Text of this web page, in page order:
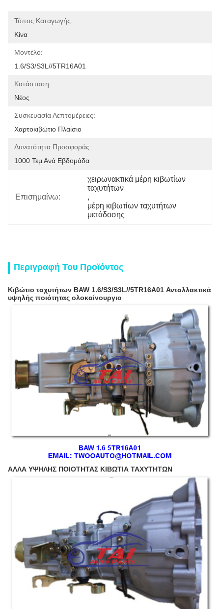
Τόπος Καταγωγής:
Κίνα
Μοντέλο:
1.6/S3/S3L//5TR16A01
Κατάσταση:
Νέος
Συσκευασία Λεπτομέρειες:
Χαρτοκιβώτιο Πλαίσιο
Δυνατότητα Προσφοράς:
1000 Τεμ Ανά Εβδομάδα
Επισημαίνω:
χειρωνακτικά μέρη κιβωτίων
ταχυτήτων
,
μέρη κιβωτίων ταχυτήτων
μετάδοσης
Περιγραφή Του Προϊόντος
Κιβώτιο ταχυτήτων BAW 1.6/S3/S3L//5TR16A01 Ανταλλακτικά
υψηλής ποιότητας ολοκαίνουργιο
ΑΛΛΑ ΥΨΗΛΗΣ ΠΟΙΟΤΗΤΑΣ ΚΙΒΩΤΙΑ ΤΑΧΥΤΗΤΩΝ